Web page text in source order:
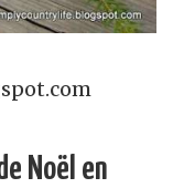
Noël en